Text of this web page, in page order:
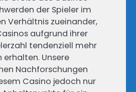
der Spieler im
Verhältnis zueinander,
aufgrund ihrer
tendenziell mehr
erhalten. Unsere
Nachforschungen
Casino jedoch nur